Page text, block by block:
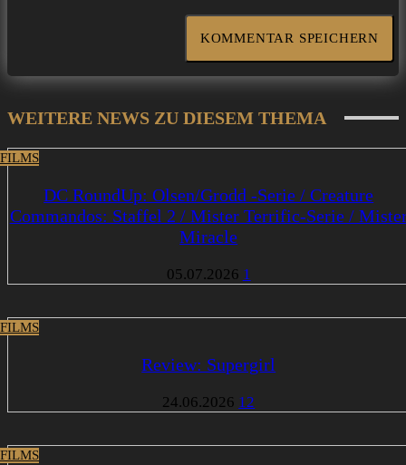
WEITERE NEWS ZU DIESEM THEMA
DC RoundUp: Olsen/Grodd -Serie / Creature
Commandos: Staffel 2 / Mister Terrific-Serie /
Miracle
05.07.2026 1
Review: Supergirl
24.06.2026 12